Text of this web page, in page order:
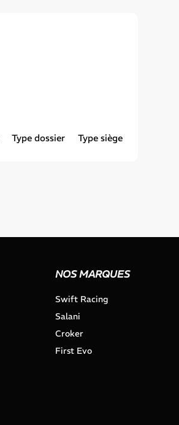
Type dossier Type siège
NOS MARQUES
Swift Racing
Salani
Croker
First Evo